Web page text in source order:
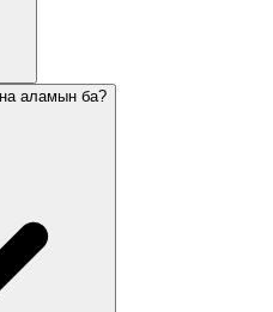
аламын ба?